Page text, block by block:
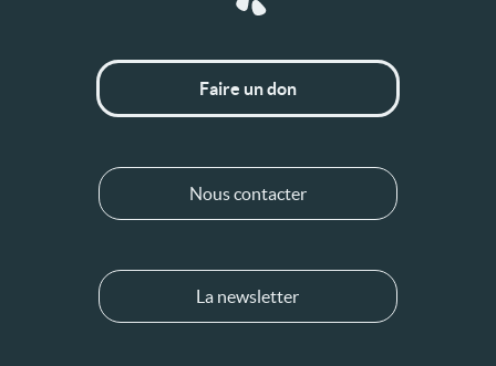
Faire un don
Nous contacter
La newsletter